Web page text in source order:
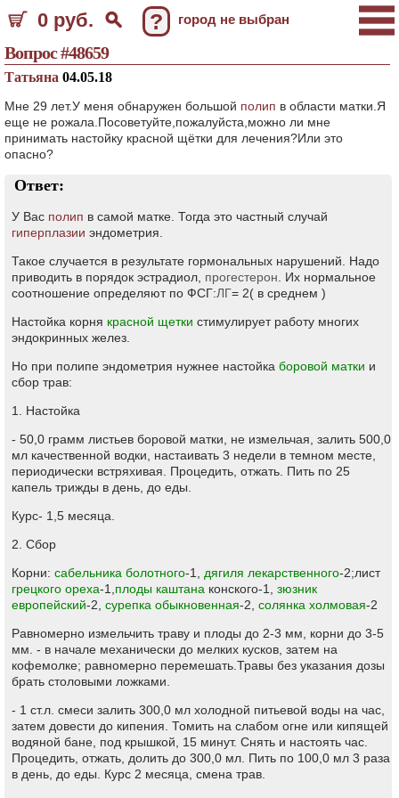
0 руб. ? город не выбран
Вопрос #48659
Татьяна 04.05.18
Мне 29 лет.У меня обнаружен большой полип в области матки.Я
еще не рожала.Посоветуйте,пожалуйста,можно ли мне
принимать настойку красной щётки для лечения?Или это
опасно?
Ответ:
У Вас полип в самой матке. Тогда это частный случай
гиперплазии эндометрия.
Такое случается в результате гормональных нарушений. Надо
приводить в порядок эстрадиол, прогестерон . Их нормальное
соотношение определяют по ФСГ:ЛГ= 2( в среднем )
Настойка корня красной щетки стимулирует работу многих
эндокринных желез.
Но при полипе эндометрия нужнее настойка боровой матки и
сбор трав:
1. Настойка
- 50,0 грамм листьев боровой матки, не измельчая, залить 500,0
мл качественной водки, настаивать 3 недели в темном месте,
периодически встряхивая. Процедить, отжать. Пить по 25
капель трижды в день, до еды.
Курс- 1,5 месяца.
2. Сбор
Корни: сабельника болотного-1, дягиля лекарственного-2;лист
грецкого ореха-1, плоды каштана конского-1, зюзник
европейский-2, сурепка обыкновенная-2, солянка холмовая-2
Равномерно измельчить траву и плоды до 2-3 мм, корни до 3-5
мм. - в начале механически до мелких кусков, затем на
кофемолке; равномерно перемешать.Травы без указания дозы
брать столовыми ложками.
- 1 ст.л. смеси залить 300,0 мл холодной питьевой воды на час,
затем довести до кипения. Томить на слабом огне или кипящей
водяной бане, под крышкой, 15 минут. Снять и настоять час.
Процедить, отжать, долить до 300,0 мл. Пить по 100,0 мл 3 раза
в день, до еды. Курс 2 месяца, смена трав.